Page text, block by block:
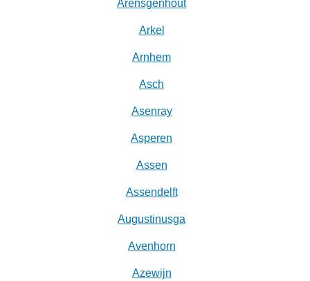
Arensgenhout
Arkel
Arnhem
Asch
Asenray
Asperen
Assen
Assendelft
Augustinusga
Avenhorn
Azewijn